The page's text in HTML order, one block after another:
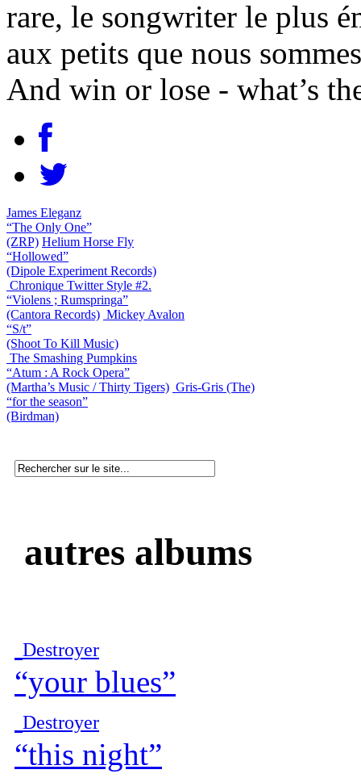
rare, le songwriter le plus
aux petits que nous
And win or lose - what’s
James Eleganz
“The Only One”
(ZRP) Helium Horse Fly
“Hollowed”
(Dipole Experiment Records)
Chronique Twitter Style #2.
“Violens ; Rumspringa”
(Cantora Records) Mickey Avalon
“S/t”
(Shoot To Kill Music)
The Smashing Pumpkins
“Atum : A Rock Opera”
(Martha’s Music / Thirty Tigers) Gris-Gris (The)
“for the season”
(Birdman)
autres albums
Destroyer
“your blues”
Destroyer
“this night”